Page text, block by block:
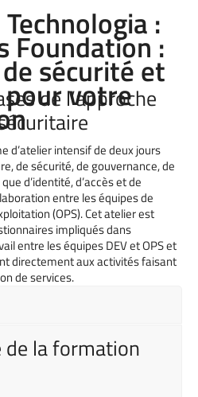
:
Foundation :
sécurité et
votre
de l’approche
d’atelier intensif de deux jours
de sécurité, de gouvernance, de
d’identité, d’accès et de
entre les équipes de
(OPS). Cet atelier est
impliqués dans
entre les équipes DEV et OPS et
directement aux activités faisant
de services.
de la formation